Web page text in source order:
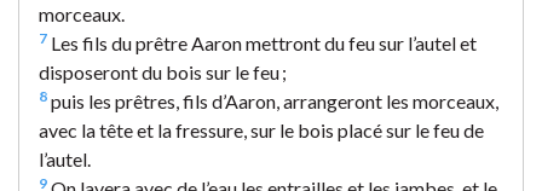
morceaux.
7 Les fils du prêtre Aaron mettront du feu sur l’autel et
disposeront du bois sur le feu ;
8 puis les prêtres, fils d’Aaron, arrangeront les morceaux,
avec la tête et la fressure, sur le bois placé sur le feu de
l’autel.
9